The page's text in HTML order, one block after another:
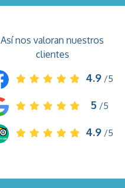
Así nos valoran nuestros
clientes
4.9 /5
5 /5
4.9 /5